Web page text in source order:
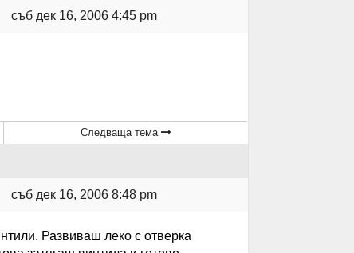
съб дек 16, 2006 4:45 pm
Следваща тема
съб дек 16, 2006 8:48 pm
Развиваш леко с отверка